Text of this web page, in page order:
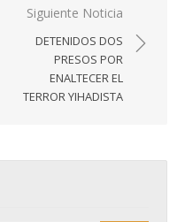
Siguiente Noticia
DETENIDOS DOS
PRESOS POR
ENALTECER EL
TERROR YIHADISTA